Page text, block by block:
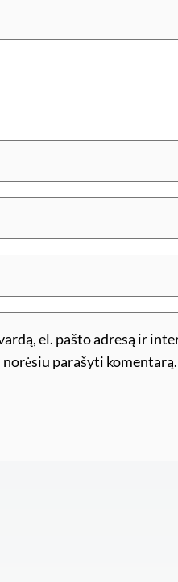
el. pašto adresą ir
parašyti komentarą.